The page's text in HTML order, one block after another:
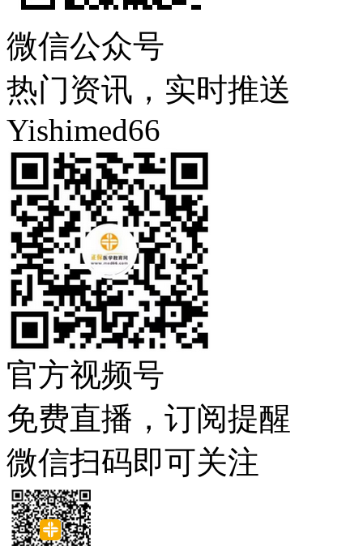
微信公众号
热门资讯，实时推送
Yishimed66
官方视频号
免费直播，订阅提醒
微信扫码即可关注